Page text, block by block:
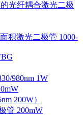
光纤耦合激光二极
积激光二极管 1000-
980nm 1W
200W）
管 200mW